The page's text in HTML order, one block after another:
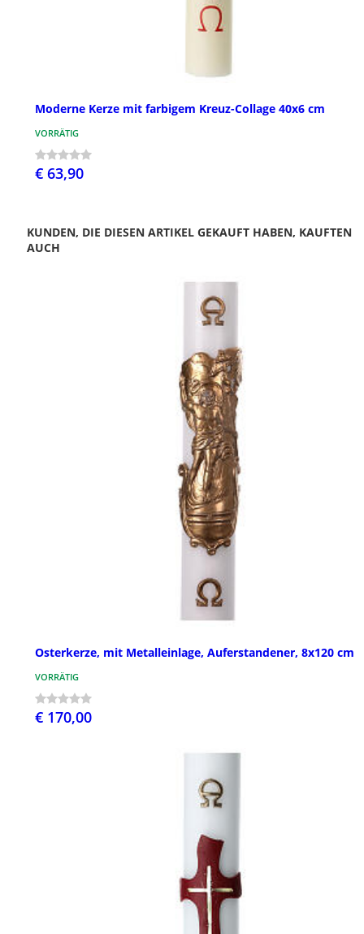
Moderne Kerze mit farbigem Kreuz-Collage 40x6 cm
VORRÄTIG
€ 63,90
KUNDEN, DIE DIESEN ARTIKEL GEKAUFT HABEN, KAUFTEN
AUCH
Osterkerze, mit Metalleinlage, Auferstandener, 8x120 cm
VORRÄTIG
€ 170,00